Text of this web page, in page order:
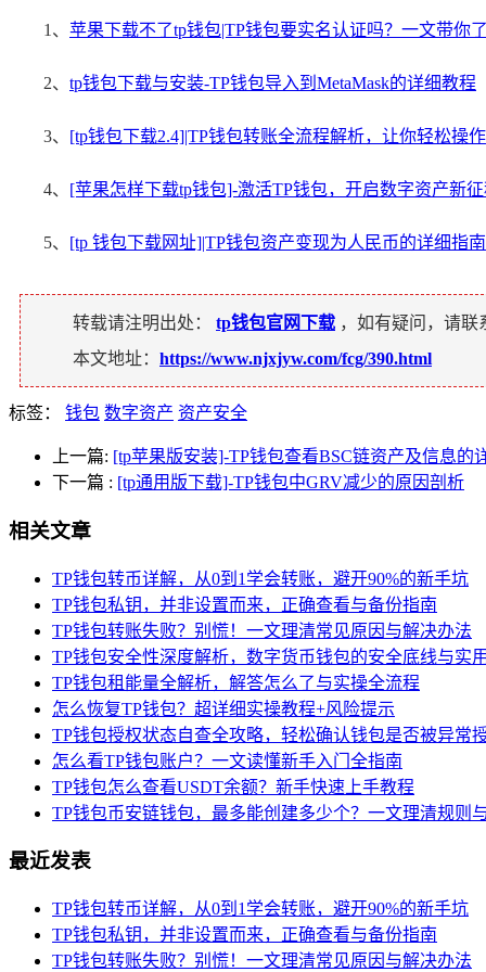
1、 苹果下载不了tp钱包|TP钱包要实名认证吗？一文带你
2、 tp钱包下载与安装-TP钱包导入到MetaMask的详细教程
3、 [tp钱包下载2.4]|TP钱包转账全流程解析，让你轻松操作
4、 [苹果怎样下载tp钱包]-激活TP钱包，开启数字资产新征
5、 [tp 钱包下载网址]|TP钱包资产变现为人民币的详细指南
转载请注明出处： tp钱包官网下载 ，如有疑问，请联
本文地址： https://www.njxjyw.com/fcg/390.html
标签： 钱包 数字资产 资产安全
上一篇: [tp苹果版安装]-TP钱包查看BSC链资产及信息的
下一篇 : [tp通用版下载]-TP钱包中GRV减少的原因剖析
相关文章
TP钱包转币详解，从0到1学会转账，避开90%的新手坑
TP钱包私钥，并非设置而来，正确查看与备份指南
TP钱包转账失败？别慌！一文理清常见原因与解决办法
TP钱包安全性深度解析，数字货币钱包的安全底线与实
TP钱包租能量全解析，解答怎么了与实操全流程
怎么恢复TP钱包？超详细实操教程+风险提示
TP钱包授权状态自查全攻略，轻松确认钱包是否被异常
怎么看TP钱包账户？一文读懂新手入门全指南
TP钱包怎么查看USDT余额？新手快速上手教程
TP钱包币安链钱包，最多能创建多少个？一文理清规则
最近发表
TP钱包转币详解，从0到1学会转账，避开90%的新手坑
TP钱包私钥，并非设置而来，正确查看与备份指南
TP钱包转账失败？别慌！一文理清常见原因与解决办法